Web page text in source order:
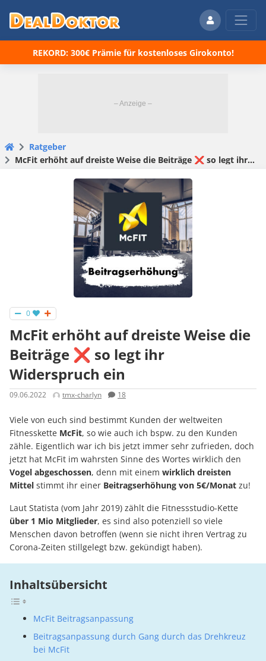
REKORD: 300€ Prämie für kostenloses Girokonto!
Ratgeber
McFit erhöht auf dreiste Weise die Beiträge ❌ so legt ihr Widerspruch ein
0
McFit erhöht auf dreiste Weise die
Beiträge ❌ so legt ihr
Widerspruch ein
09.06.2022 tmx-charlyn 18
Viele von euch sind bestimmt Kunden der weltweiten
Fitnesskette McFit, so wie auch ich bspw. zu den Kunden
zähle. Eigentlich war ich bis jetzt immer sehr zufrieden, doch
jetzt hat McFit im wahrsten Sinne des Wortes wirklich den
Vogel abgeschossen, denn mit einem wirklich dreisten
Mittel stimmt ihr einer Beitragserhöhung von 5€/Monat zu!
Laut Statista (vom Jahr 2019) zählt die Fitnessstudio-Kette
über 1 Mio Mitglieder, es sind also potenziell so viele
Menschen davon betroffen (wenn sie nicht ihren Vertrag zu
Corona-Zeiten stillgelegt bzw. gekündigt haben).
Inhaltsübersicht
McFit Beitragsanpassung
Beitragsanpassung durch Gang durch das Drehkreuz
bei McFit